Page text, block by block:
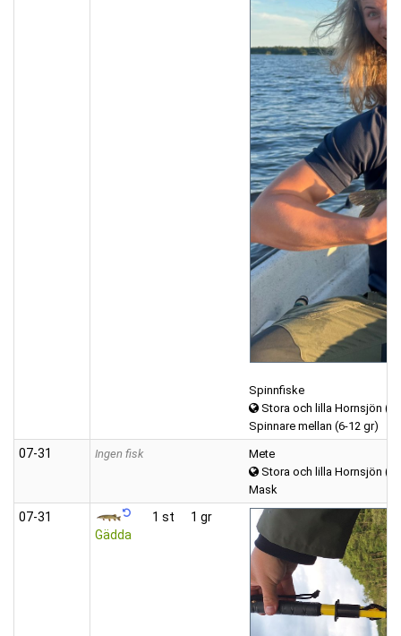
Spinnfiske
Stora och lilla Hornsjön
Spinnare mellan (6-12 gr)
07‑31 Ingen fisk
Mete
Stora och lilla Hornsjön
Mask
07‑31
Gädda
1 st 1 gr